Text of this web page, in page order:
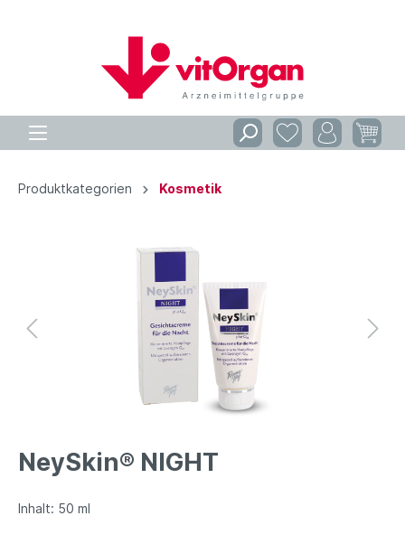
Produktkategorien Kosmetik
NeySkin® NIGHT
Inhalt: 50 ml